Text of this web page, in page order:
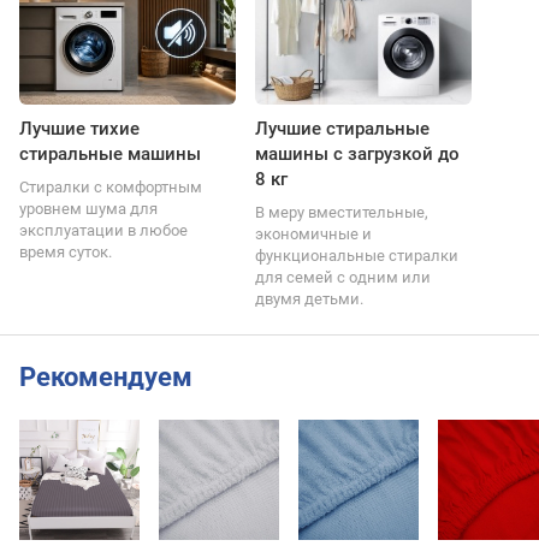
Лучшие тихие
стиральные машины
Стиралки с комфортным
уровнем шума для
эксплуатации в любое
время суток.
Лучшие стиральные
машины с загрузкой до
8 кг
В меру вместительные,
экономичные и
функциональные стиралки
для семей с одним или
двумя детьми.
Рекомендуем